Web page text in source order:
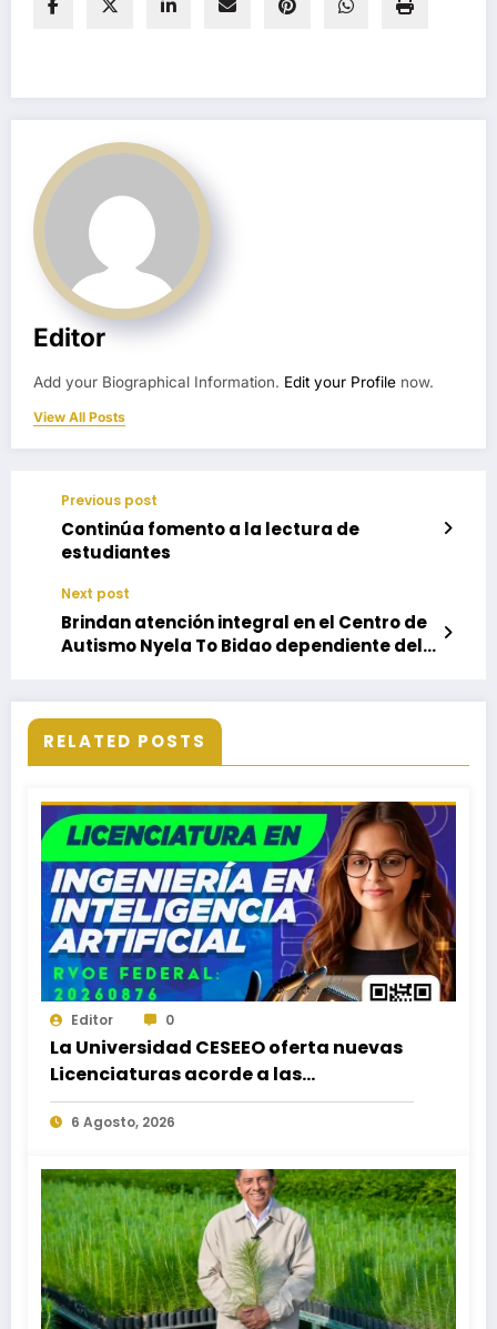
Editor
Add your Biographical Information. Edit your Profile now.
View All Posts
Previous post
Continúa fomento a la lectura de
estudiantes
Next post
Brindan atención integral en el Centro de
Autismo Nyela To Bidao dependiente del
RELATED POSTS
Editor 0
La Universidad CESEEO oferta nuevas
Licenciaturas acorde a las
necesidades educativas de los
egresados de escuelas del nivel medio
6 Agosto, 2026